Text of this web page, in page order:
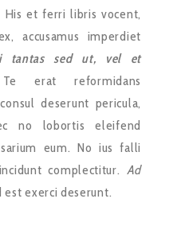
His et ferri libris vocent,
accusamus imperdiet
tantas sed ut, vel et
Te erat reformidans
deserunt pericula,
no lobortis eleifend
eum. No ius falli
complectitur. Ad
est exerci deserunt.